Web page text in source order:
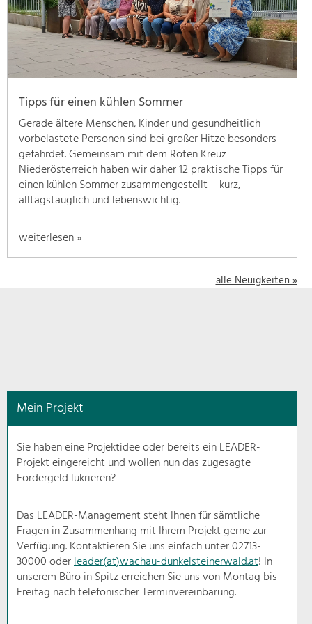
geben
wir
hier
eine
Übersicht
unsere
Themenschwerpunkte.
Für
mehr
Informationen
einfach
das
schon
Natur- &
Landschaftsschutz
Pflege, Regulierung und
Weiterentwicklung.
Ortsbild, Baukultur und nachhaltiges
Siedlungswesen.
Land- & Forstwirtschaft
Bewirtschaftung und Pflege der
Kulturlandschaft.
Tipps für einen kühlen Sommer
Gerade ältere Menschen, Kinder und gesundheitlich
vorbelastete Personen sind bei großer Hitze besonders
gefährdet. Gemeinsam mit dem Roten Kreuz
Niederösterreich haben wir daher 12 praktische Tipps für
einen kühlen Sommer zusammengestellt – kurz,
alltagstauglich und lebenswichtig.
weiterlesen »
alle Neuigkeiten »
Mein Projekt
Sie haben eine Projektidee oder bereits ein LEADER-
Projekt eingereicht und wollen nun das zugesagte
Fördergeld lukrieren?
Das LEADER-Management steht Ihnen für sämtliche
Fragen in Zusammenhang mit Ihrem Projekt gerne zur
Verfügung. Kontaktieren Sie uns einfach unter 02713-
30000 oderleader(at)wachau-dunkelsteinerwald.at! In
unserem Büro in Spitz erreichen Sie uns von Montag bis
Freitag nach telefonischer Terminvereinbarung.